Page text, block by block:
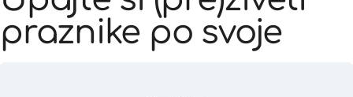
praznike po svoje